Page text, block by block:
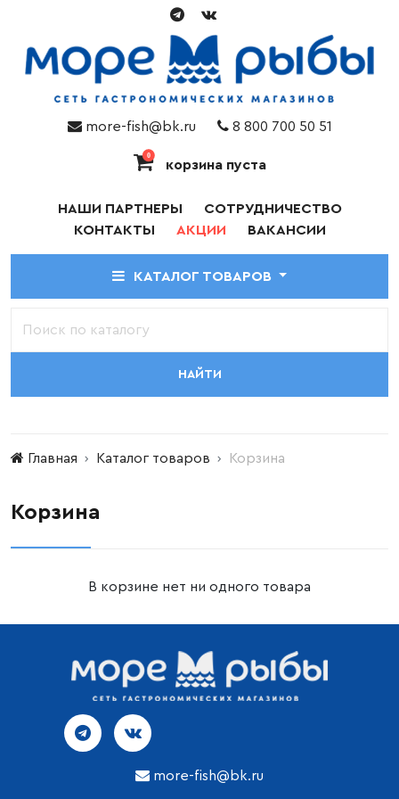
more-fish@bk.ru 8 800 700 50 51
0
корзина пуста
НАШИ ПАРТНЕРЫ
СОТРУДНИЧЕСТВО
КОНТАКТЫ
АКЦИИ ВАКАНСИИ
КАТАЛОГ ТОВАРОВ
НАЙТИ
Главная Каталог товаров Корзина
Корзина
В корзине нет ни одного товара
more-fish@bk.ru